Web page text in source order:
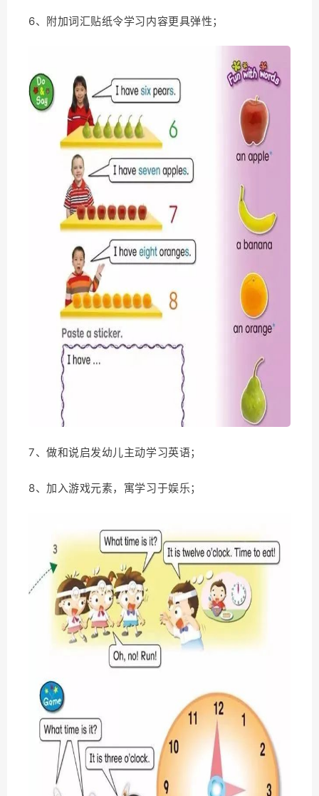
6、附加词汇贴纸令学习内容更具弹性；
7、做和说启发幼儿主动学习英语；
8、加入游戏元素，寓学习于娱乐；